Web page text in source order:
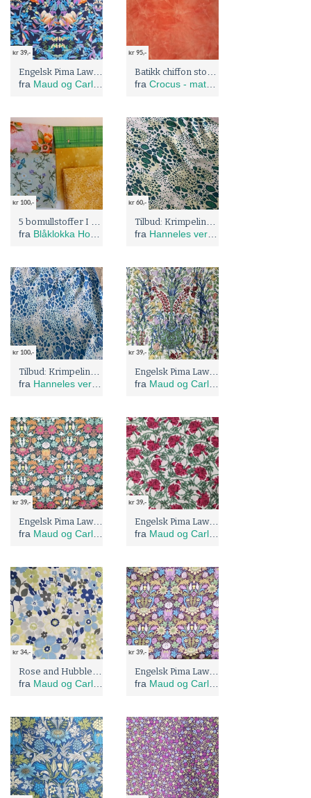
kr 39,-
Engelsk Pima Lawn, jugend stil
fra Maud og Carlas stoffer
kr 95,-
fra Crocus - materiell
kr 100,-
fra Blåklokka Hobby
kr 60,-
fra Hanneles verden - gjenbruk og omsøm
kr 100,-
fra Hanneles verden - gjenbruk og omsøm
kr 39,-
Engelsk Pima Lawn, blomstereng
fra Maud og Carlas stoffer
kr 39,-
Engelsk Pima Lawn, jugend stil på grønn bunn
fra Maud og Carlas stoffer
kr 39,-
Engelsk Pima Lawn, røde roser motiv
fra Maud og Carlas stoffer
kr 34,-
fra Maud og Carlas stoffer
kr 39,-
Engelsk Pima Lawn, lilla jugend motiv
fra Maud og Carlas stoffer